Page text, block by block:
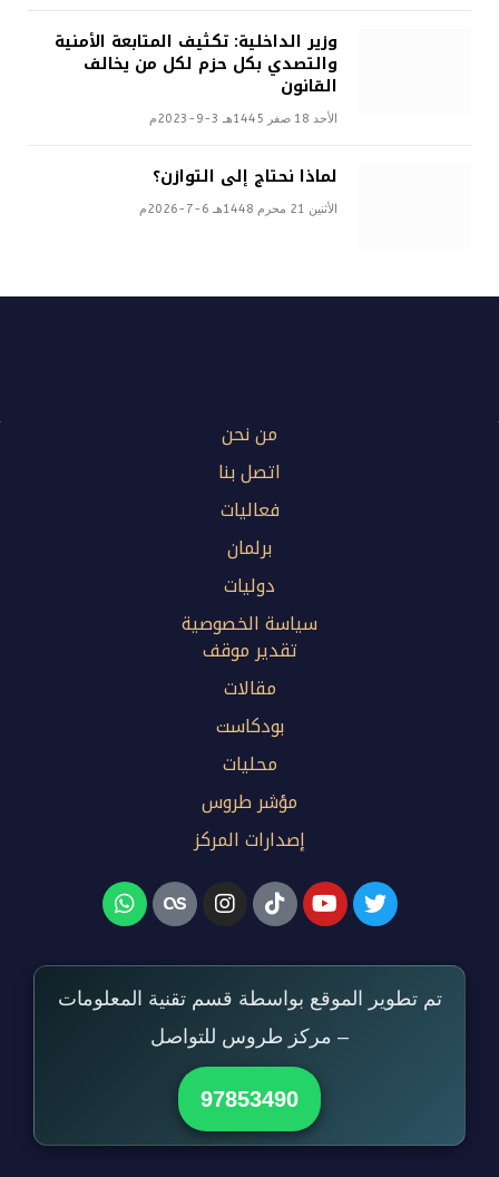
وزير الداخلية: تكثيف المتابعة الأمنية
والتصدي بكل حزم لكل من يخالف
القانون
الأحد 18 صفر 1445هـ 3-9-2023م
لماذا نحتاج إلى التوازن؟
الأثنين 21 محرم 1448هـ 6-7-2026م
من نحن
اتصل بنا
فعاليات
برلمان
دوليات
سياسة الخصوصية
تقدير موقف
مقالات
بودكاست
محليات
مؤشر طروس
إصدارات المركز
تم تطوير الموقع بواسطة قسم تقنية المعلومات
– مركز طروس للتواصل
97853490